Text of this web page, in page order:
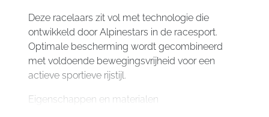
Deze racelaars zit vol met technologie die
ontwikkeld door Alpinestars in de racesport.
Optimale bescherming wordt gecombineerd
met voldoende bewegingsvrijheid voor een
actieve sportieve rijstijl.
Eigenschappen en materialen